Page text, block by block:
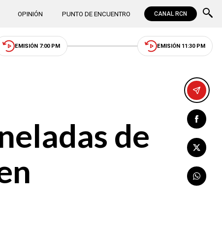
OPINIÓN PUNTO DE ENCUENTRO CANAL RCN
EMISIÓN 7:00 PM EMISIÓN 11:30 PM
de